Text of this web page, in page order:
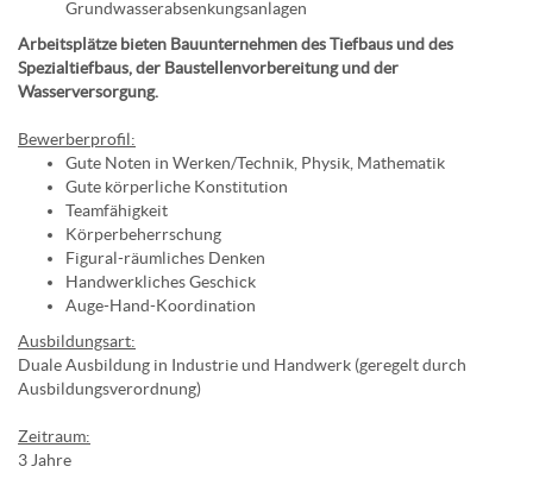
Grundwasserabsenkungsanlagen
Arbeitsplätze bieten Bauunternehmen des Tiefbaus und des
Spezialtiefbaus, der Baustellenvorbereitung und der
Wasserversorgung.
Bewerberprofil:
Gute Noten in Werken/Technik, Physik, Mathematik
Gute körperliche Konstitution
Teamfähigkeit
Körperbeherrschung
Figural-räumliches Denken
Handwerkliches Geschick
Auge-Hand-Koordination
Ausbildungsart:
Duale Ausbildung in Industrie und Handwerk (geregelt durch
Ausbildungsverordnung)
Zeitraum:
3 Jahre